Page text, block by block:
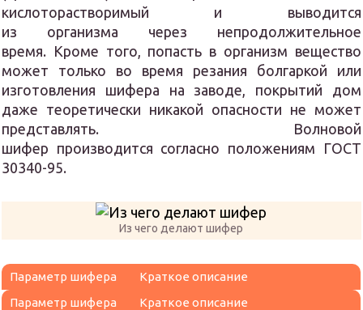
кислоторастворимый и выводится
из организма через непродолжительное
время. Кроме того, попасть в организм вещество
может только во время резания болгаркой или
изготовления шифера на заводе, покрытий дом
даже теоретически никакой опасности не может
представлять. Волновой
шифер производится согласно положениям ГОСТ
30340-95.
Из чего делают шифер
Параметр шифера
Краткое описание
Параметр шифера
Краткое описание